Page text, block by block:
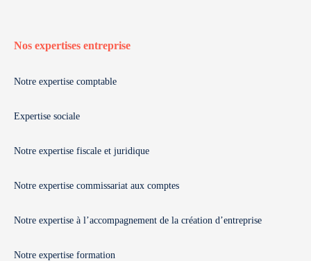
Nos expertises entreprise
Notre expertise comptable
Expertise sociale
Notre expertise fiscale et juridique
Notre expertise commissariat aux comptes
Notre expertise à l’accompagnement de la création d’entreprise
Notre expertise formation